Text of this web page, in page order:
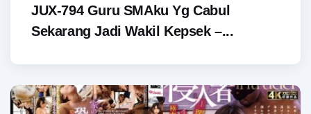
JUX-794 Guru SMAku Yg Cabul
Sekarang Jadi Wakil Kepsek –...